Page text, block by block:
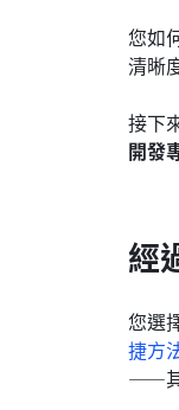
您如
清晰
接下
開發
經
您選
捷方
——其